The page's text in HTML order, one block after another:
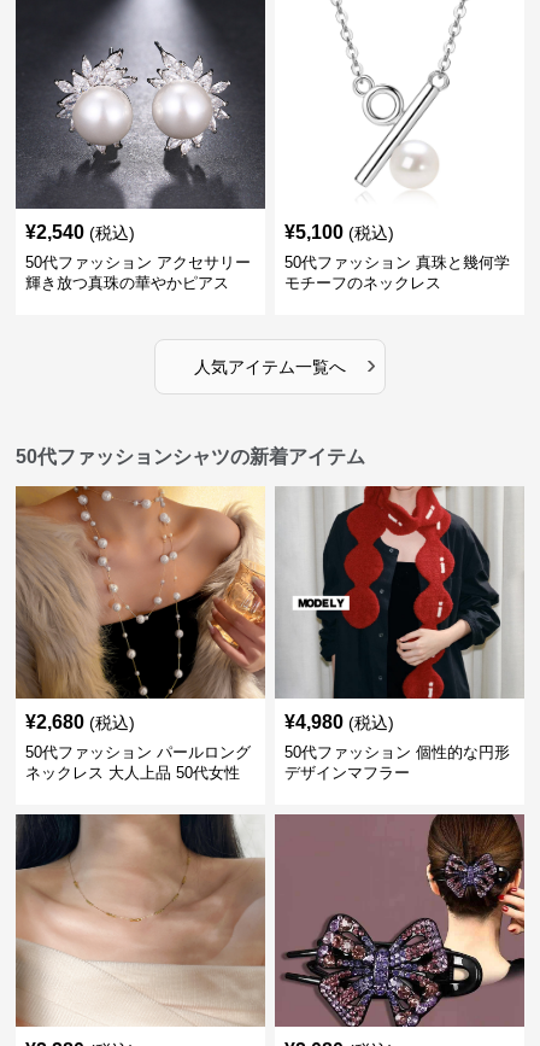
¥2,540 (税込)
50代ファッション アクセサリー
輝き放つ真珠の華やかピアス
¥5,100 (税込)
50代ファッション 真珠と幾何学
モチーフのネックレス
人気アイテム一覧へ ›
50代ファッションシャツの新着アイテム
¥2,680 (税込)
50代ファッション パールロング
ネックレス 大人上品 50代女性
¥4,980 (税込)
50代ファッション 個性的な円形
デザインマフラー